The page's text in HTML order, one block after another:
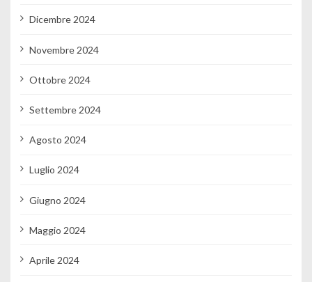
Dicembre 2024
Novembre 2024
Ottobre 2024
Settembre 2024
Agosto 2024
Luglio 2024
Giugno 2024
Maggio 2024
Aprile 2024